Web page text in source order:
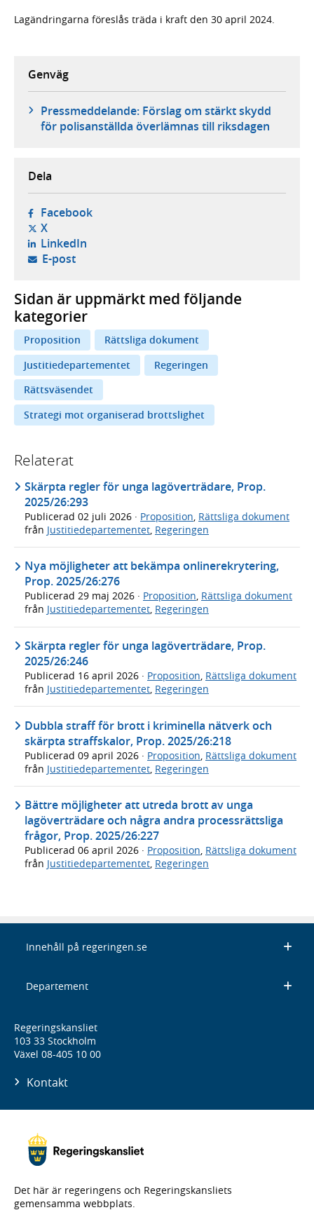
Lagändringarna föreslås träda i kraft den 30 april 2024.
Genväg
Pressmeddelande: Förslag om stärkt skydd
för polisanställda överlämnas till riksdagen
Dela
Facebook- öppnas i ny flik, extern webbplats,
X- öppnas i ny flik, extern webbplats,
LinkedIn- öppnas i ny flik, extern webbplats,
E-post- öppnar din e-postklient,
Sidan är uppmärkt med följande
kategorier
Proposition
Rättsliga dokument
Justitiedepartementet
Regeringen
Rättsväsendet
Strategi mot organiserad brottslighet
Relaterat
Skärpta regler för unga lagöverträdare, Prop.
2025/26:293
Publicerad 02 juli 2026 · Proposition, Rättsliga dokument
från Justitiedepartementet, Regeringen
Nya möjligheter att bekämpa onlinerekrytering,
Prop. 2025/26:276
Publicerad 29 maj 2026 · Proposition, Rättsliga dokument
från Justitiedepartementet, Regeringen
Skärpta regler för unga lagöverträdare, Prop.
2025/26:246
Publicerad 16 april 2026 · Proposition, Rättsliga dokument
från Justitiedepartementet, Regeringen
Dubbla straff för brott i kriminella nätverk och
skärpta straffskalor, Prop. 2025/26:218
Publicerad 09 april 2026 · Proposition Rättsliga dokument
från Justitiedepartementet Regeringen
Bättre möjligheter att utreda brott av unga
lagöverträdare och några andra processrättsliga
frågor, Prop. 2025/26:227
Publicerad 06 april 2026 · Proposition, Rättsliga dokument
från Justitiedepartementet, Regeringen
Innehåll på regeringen.se
Departement
Regeringskansliet
103 33 Stockholm
Växel 08-405 10 00
Kontakt
Det här är regeringens och Regeringskansliets
gemensamma webbplats.